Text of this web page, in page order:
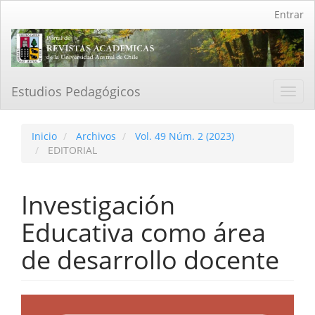
Contenido
principal
Barra
Entrar
Estudios Pedagógicos
Inicio Archivos
Vol. 49 Núm. 2 (2023)
EDITORIAL
Investigación
Educativa como área
de desarrollo docente